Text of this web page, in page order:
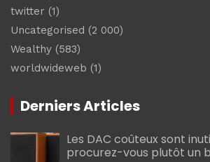
twitter (1)
Uncategorised (2 000)
Wealthy (583)
worldwideweb (1)
Derniers Articles
Les DAC coûteux sont
procurez-vous plutôt un